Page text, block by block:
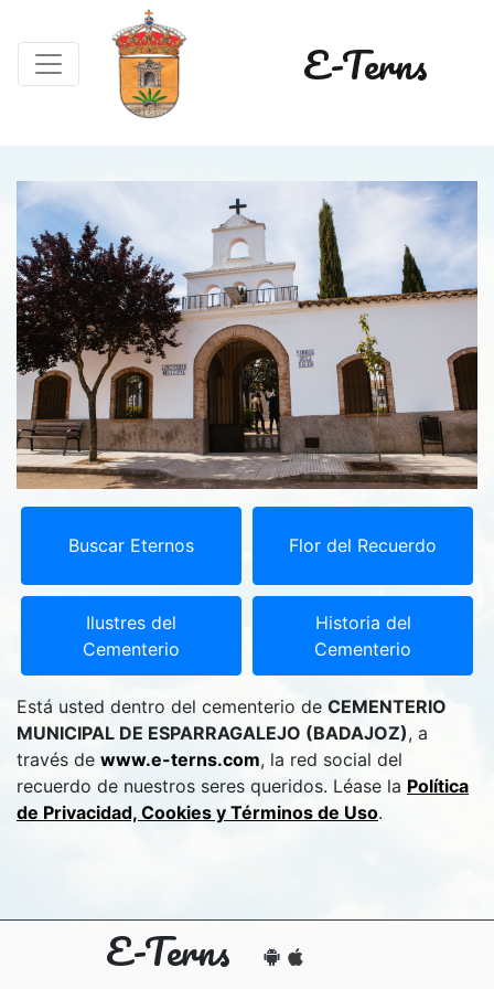
E-Terns
Buscar Eternos Flor del Recuerdo
Ilustres del
Cementerio
Historia del
Cementerio
Está usted dentro del cementerio de CEMENTERIO
MUNICIPAL DE ESPARRAGALEJO (BADAJOZ), a
través de www.e-terns.com, la red social del
recuerdo de nuestros seres queridos. Léase la Política
de Privacidad, Cookies y Términos de Uso.
E-Terns